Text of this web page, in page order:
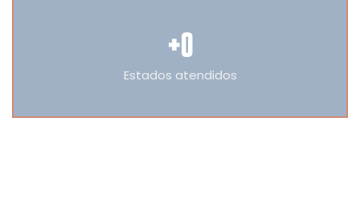
Estados atendidos
+0